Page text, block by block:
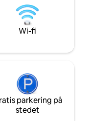
på stedet, og
er vores
kørsel)
Wi-fi
parkering på
stedet